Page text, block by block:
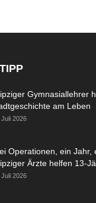
Gymnasiallehrer
am Leben
Juli 2026
Operationen, ein Jahr,
Ärzte helfen 13-
Juli 2026